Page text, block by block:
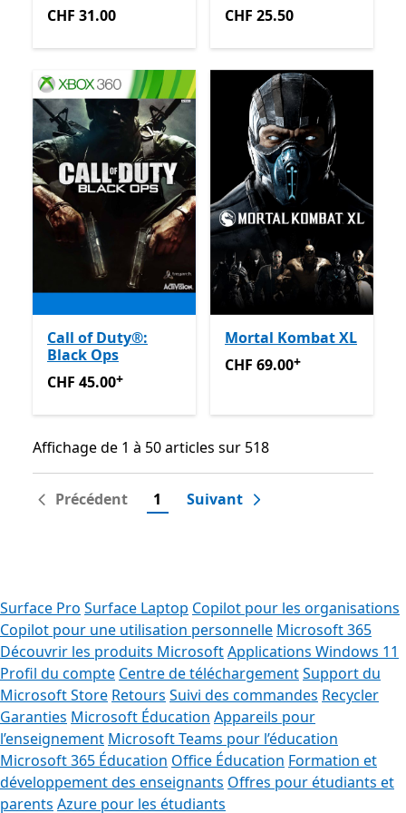
CHF 31.00
CHF 31.00
CHF 25.50
CHF 25.50
Call of Duty®:
Black Ops
CHF 45.00Avec des achats dans l’application
CHF 45.00+
Mortal Kombat XL
CHF 69.00Avec des achats
CHF 69.00+
Affichage de 1 à 50 articles sur 518
Affichage de 1 à 50 articles sur 518
Précédent 1 Suivant
Surface Pro Surface Laptop Copilot pour les organisations
Copilot pour une utilisation personnelle Microsoft 365
Découvrir les produits MicrosoftApplications Windows 11
Profil du compte Centre de téléchargementSupport du
Microsoft Store Retours Suivi des commandes Recycler
Garanties Microsoft Éducation Appareils pour
l’enseignement Microsoft Teams pour l’éducation
Microsoft 365 Éducation Office Éducation Formation et
développement des enseignants Offres pour étudiants et
parents Azure pour les étudiants